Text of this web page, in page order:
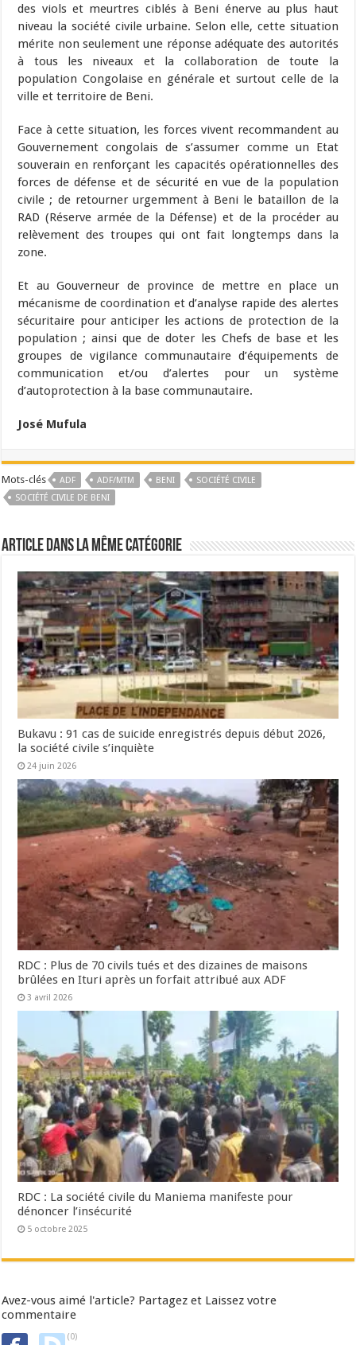
des viols et meurtres ciblés à Beni énerve au plus haut
niveau la société civile urbaine. Selon elle, cette situation
mérite non seulement une réponse adéquate des autorités
à tous les niveaux et la collaboration de toute la
population Congolaise en générale et surtout celle de la
ville et territoire de Beni.
Face à cette situation, les forces vivent recommandent au
Gouvernement congolais de s’assumer comme un Etat
souverain en renforçant les capacités opérationnelles des
forces de défense et de sécurité en vue de la population
civile ; de retourner urgemment à Beni le bataillon de la
RAD (Réserve armée de la Défense) et de la procéder au
relèvement des troupes qui ont fait longtemps dans la
zone.
Et au Gouverneur de province de mettre en place un
mécanisme de coordination et d’analyse rapide des alertes
sécuritaire pour anticiper les actions de protection de la
population ; ainsi que de doter les Chefs de base et les
groupes de vigilance communautaire d’équipements de
communication et/ou d’alertes pour un système
d’autoprotection à la base communautaire.
José Mufula
Mots-clés ADF ADF/MTM BENI
SOCIÉTÉ CIVILE
SOCIÉTÉ CIVILE DE BENI
Article dans la même catégorie
Bukavu : 91 cas de suicide enregistrés depuis début 2026,
la société civile s’inquiète
24 juin 2026
RDC : Plus de 70 civils tués et des dizaines de maisons
brûlées en Ituri après un forfait attribué aux ADF
3 avril 2026
RDC : La société civile du Maniema manifeste pour
dénoncer l’insécurité
5 octobre 2025
Avez-vous aimé l'article? Partagez et Laissez votre
commentaire
(0)